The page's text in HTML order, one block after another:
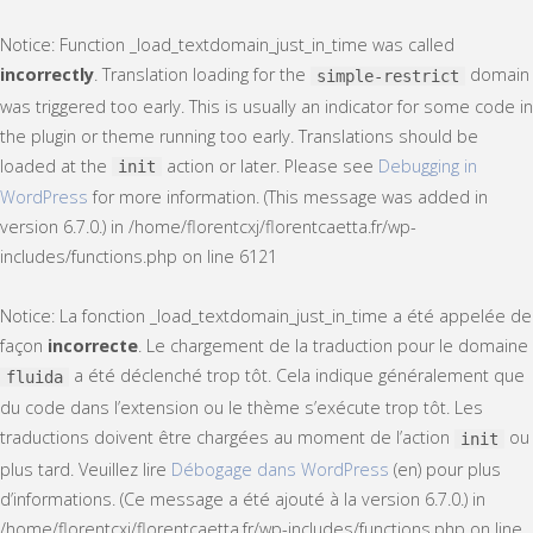
Notice: Function _load_textdomain_just_in_time was called
incorrectly. Translation loading for the simple-restrict
domain
was triggered too early. This is usually an indicator for some code in
the plugin or theme running too early. Translations should be
loaded at the
init action or later. Please see Debugging in
WordPress for more information. (This message was added in
version 6.7.0.) in /home/florentcxj/florentcaetta.fr/wp-
includes/functions.php on line 6121
Notice: La fonction _load_textdomain_just_in_time a été appelée de
façon incorrecte. Le chargement de la traduction pour le domaine
fluida
a été déclenché trop tôt. Cela indique généralement que
du code dans l’extension ou le thème s’exécute trop tôt. Les
traductions doivent être chargées au moment de l’action
init
ou
plus tard. Veuillez lire Débogage dans WordPress (en) pour plus
d’informations. (Ce message a été ajouté à la version 6.7.0.) in
/home/florentcxj/florentcaetta.fr/wp-includes/functions.php on line